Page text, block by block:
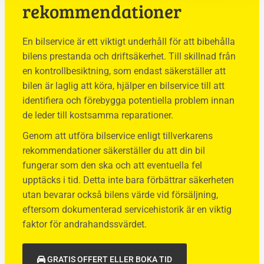
rekommendationer
En bilservice är ett viktigt underhåll för att bibehålla
bilens prestanda och driftsäkerhet. Till skillnad från
en kontrollbesiktning, som endast säkerställer att
bilen är laglig att köra, hjälper en bilservice till att
identifiera och förebygga potentiella problem innan
de leder till kostsamma reparationer.
Genom att utföra bilservice enligt tillverkarens
rekommendationer säkerställer du att din bil
fungerar som den ska och att eventuella fel
upptäcks i tid. Detta inte bara förbättrar säkerheten
utan bevarar också bilens värde vid försäljning,
eftersom dokumenterad servicehistorik är en viktig
faktor för andrahandssvärdet.
GRATIS OFFERT ELLER BOKA TID